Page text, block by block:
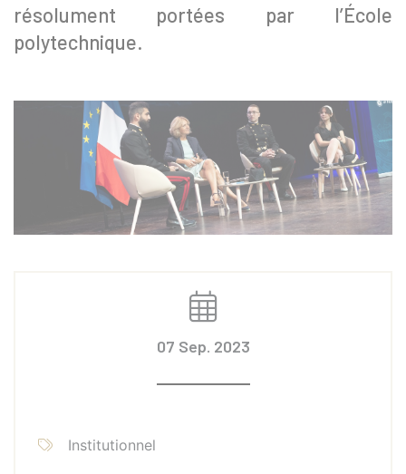
résolument portées par l’École
polytechnique.
07 Sep. 2023
Institutionnel